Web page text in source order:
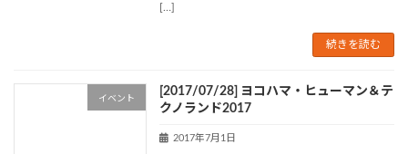
[…]
続きを読む
イベント
[2017/07/28] ヨコハマ・ヒューマン＆テ
クノランド2017
2017年7月1日